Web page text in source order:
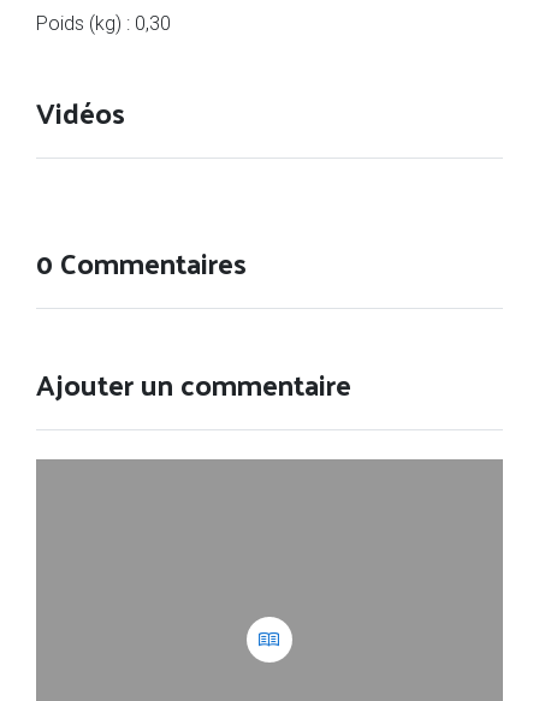
Poids (kg) : 0,30
Vidéos
0 Commentaires
Ajouter un commentaire